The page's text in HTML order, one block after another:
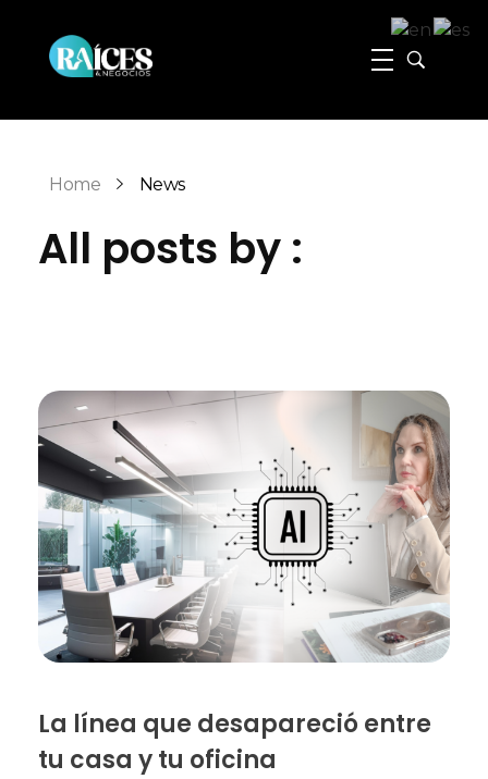
Home News
All posts by :
La línea que desapareció entre
tu casa y tu oficina